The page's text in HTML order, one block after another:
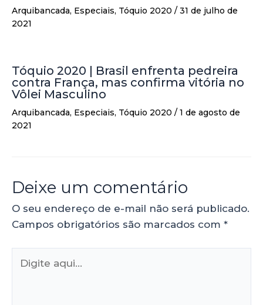
Arquibancada, Especiais, Tóquio 2020 / 31 de julho de
2021
Tóquio 2020 | Brasil enfrenta pedreira
contra França, mas confirma vitória no
Vôlei Masculino
Arquibancada, Especiais, Tóquio 2020 / 1 de agosto de
2021
Deixe um comentário
O seu endereço de e-mail não será publicado.
Campos obrigatórios são marcados com *